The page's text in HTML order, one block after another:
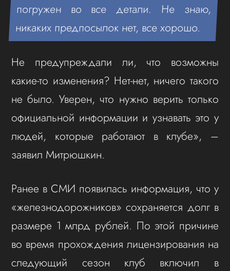
погружен во все детали. Не знаю,
никаких предпосылок нет, все хорошо.
Не предупреждали ли, что возможны
какие-то изменения? Нет-нет, ничего такого
не было. Уверен, что нужно верить только
официальной информации и узнавать это у
людей, которые работают в клубе», –
заявил Митрюшкин.
Ранее в СМИ появилась информация, что у
«железнодорожников» сохраняется долг в
размере 1 млрд рублей. По этой причине
во время прохождения лицензирования на
следующий сезон клуб включил в